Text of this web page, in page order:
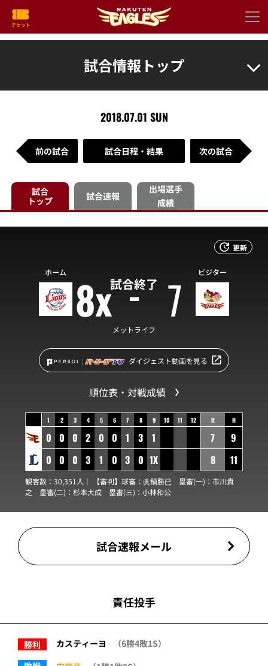
試合情報トップ
2018.07.01 SUN
前の試合 試合日程・結果 次の試合
試合
トップ
試合速報
出場選手
成績
更新
試合終了
ホーム 8x 7 ビジター
メットライフ
ダイジェスト動画を見る
順位表・対戦成績
1 2 3 4 5 6 7 8 9 10 11 12
0 0 0 2 0 0 1 3
1
0 0 0 3 1 0 3 0 1X
R H
7
9
8
11
観客数：30,351人｜ 【審判】球審： 眞鍋勝已 塁審(一)： 市川貴
之 塁審(二)： 杉本大成 塁審(三)： 小林和公
試合速報メール
責任投手
勝利 カスティーヨ
（6勝4敗1S）